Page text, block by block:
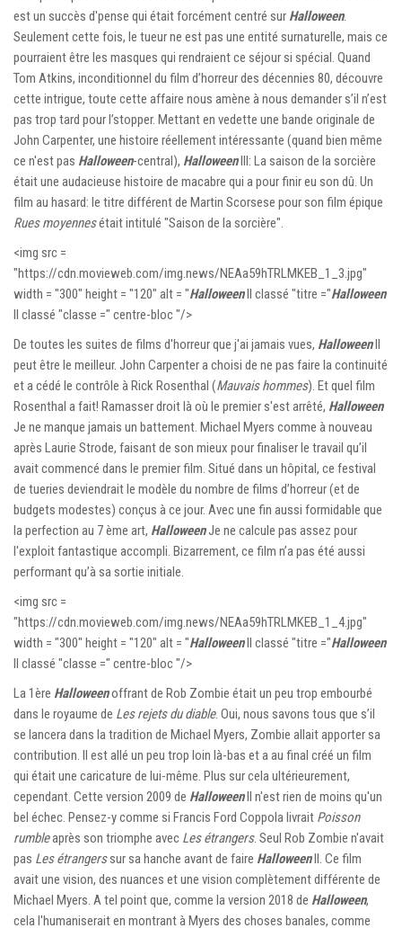
est un succès d'pense qui était forcément centré sur Halloween.
Seulement cette fois, le tueur ne est pas une entité surnaturelle, mais ce
pourraient être les masques qui rendraient ce séjour si spécial. Quand
Tom Atkins, inconditionnel du film d’horreur des décennies 80, découvre
cette intrigue, toute cette affaire nous amène à nous demander s’il n’est
pas trop tard pour l’stopper. Mettant en vedette une bande originale de
John Carpenter, une histoire réellement intéressante (quand bien même
ce n'est pas Halloween-central), HalloweenIII: La saison de la sorcière
était une audacieuse histoire de macabre qui a pour finir eu son dû. Un
film au hasard: le titre différent de Martin Scorsese pour son film épique
Rues moyennesétait intitulé "Saison de la sorcière".
<img src =
"https://cdn.movieweb.com/img.news/NEAa59hTRLMKEB_1_3.jpg"
width = "300" height = "120" alt = "HalloweenII classé "titre ="Halloween
II classé "classe =" centre-bloc "/>
De toutes les suites de films d'horreur que j'ai jamais vues, HalloweenII
peut être le meilleur. John Carpenter a choisi de ne pas faire la continuité
et a cédé le contrôle à Rick Rosenthal (Mauvais hommes). Et quel film
Rosenthal a fait! Ramasser droit là où le premier s'est arrêté, Halloween
Je ne manque jamais un battement. Michael Myers comme à nouveau
après Laurie Strode, faisant de son mieux pour finaliser le travail qu’il
avait commencé dans le premier film. Situé dans un hôpital, ce festival
de tueries deviendrait le modèle du nombre de films d’horreur (et de
budgets modestes) conçus à ce jour. Avec une fin aussi formidable que
la perfection au 7 ème art, HalloweenJe ne calcule pas assez pour
l'exploit fantastique accompli. Bizarrement, ce film n’a pas été aussi
performant qu’à sa sortie initiale.
<img src =
"https://cdn.movieweb.com/img.news/NEAa59hTRLMKEB_1_4.jpg"
width = "300" height = "120" alt = "HalloweenII classé "titre ="Halloween
II classé "classe =" centre-bloc "/>
La 1ère Halloweenoffrant de Rob Zombie était un peu trop embourbé
dans le royaume de Les rejets du diable. Oui, nous savons tous que s’il
se lancera dans la tradition de Michael Myers, Zombie allait apporter sa
contribution. Il est allé un peu trop loin là-bas et a au final créé un film
qui était une caricature de lui-même. Plus sur cela ultérieurement,
cependant. Cette version 2009 de HalloweenII n'est rien de moins qu'un
bel échec. Pensez-y comme si Francis Ford Coppola livrait Poisson
rumbleaprès son triomphe avec Les étrangers. Seul Rob Zombie n'avait
pas Les étrangerssur sa hanche avant de faire HalloweenII. Ce film
avait une vision, des nuances et une vision complètement différente de
Michael Myers. A tel point que, comme la version 2018 de Halloween,
cela l'humaniserait en montrant à Myers des choses banales, comme